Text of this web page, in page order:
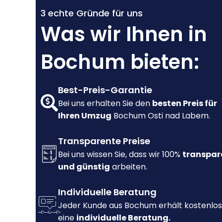
3 echte Gründe für uns
Was wir Ihnen in
Bochum bieten:
Best-Preis-Garantie
Bei uns erhalten Sie den besten Preis für
Ihren Umzug Bochum Osti nad Labem.
Transparente Preise
Bei uns wissen Sie, dass wir 100%
und günstig arbeiten.
Individuelle Beratung
Jeder Kunde aus Bochum erhält kostenlos
eine individuelle Beratung.